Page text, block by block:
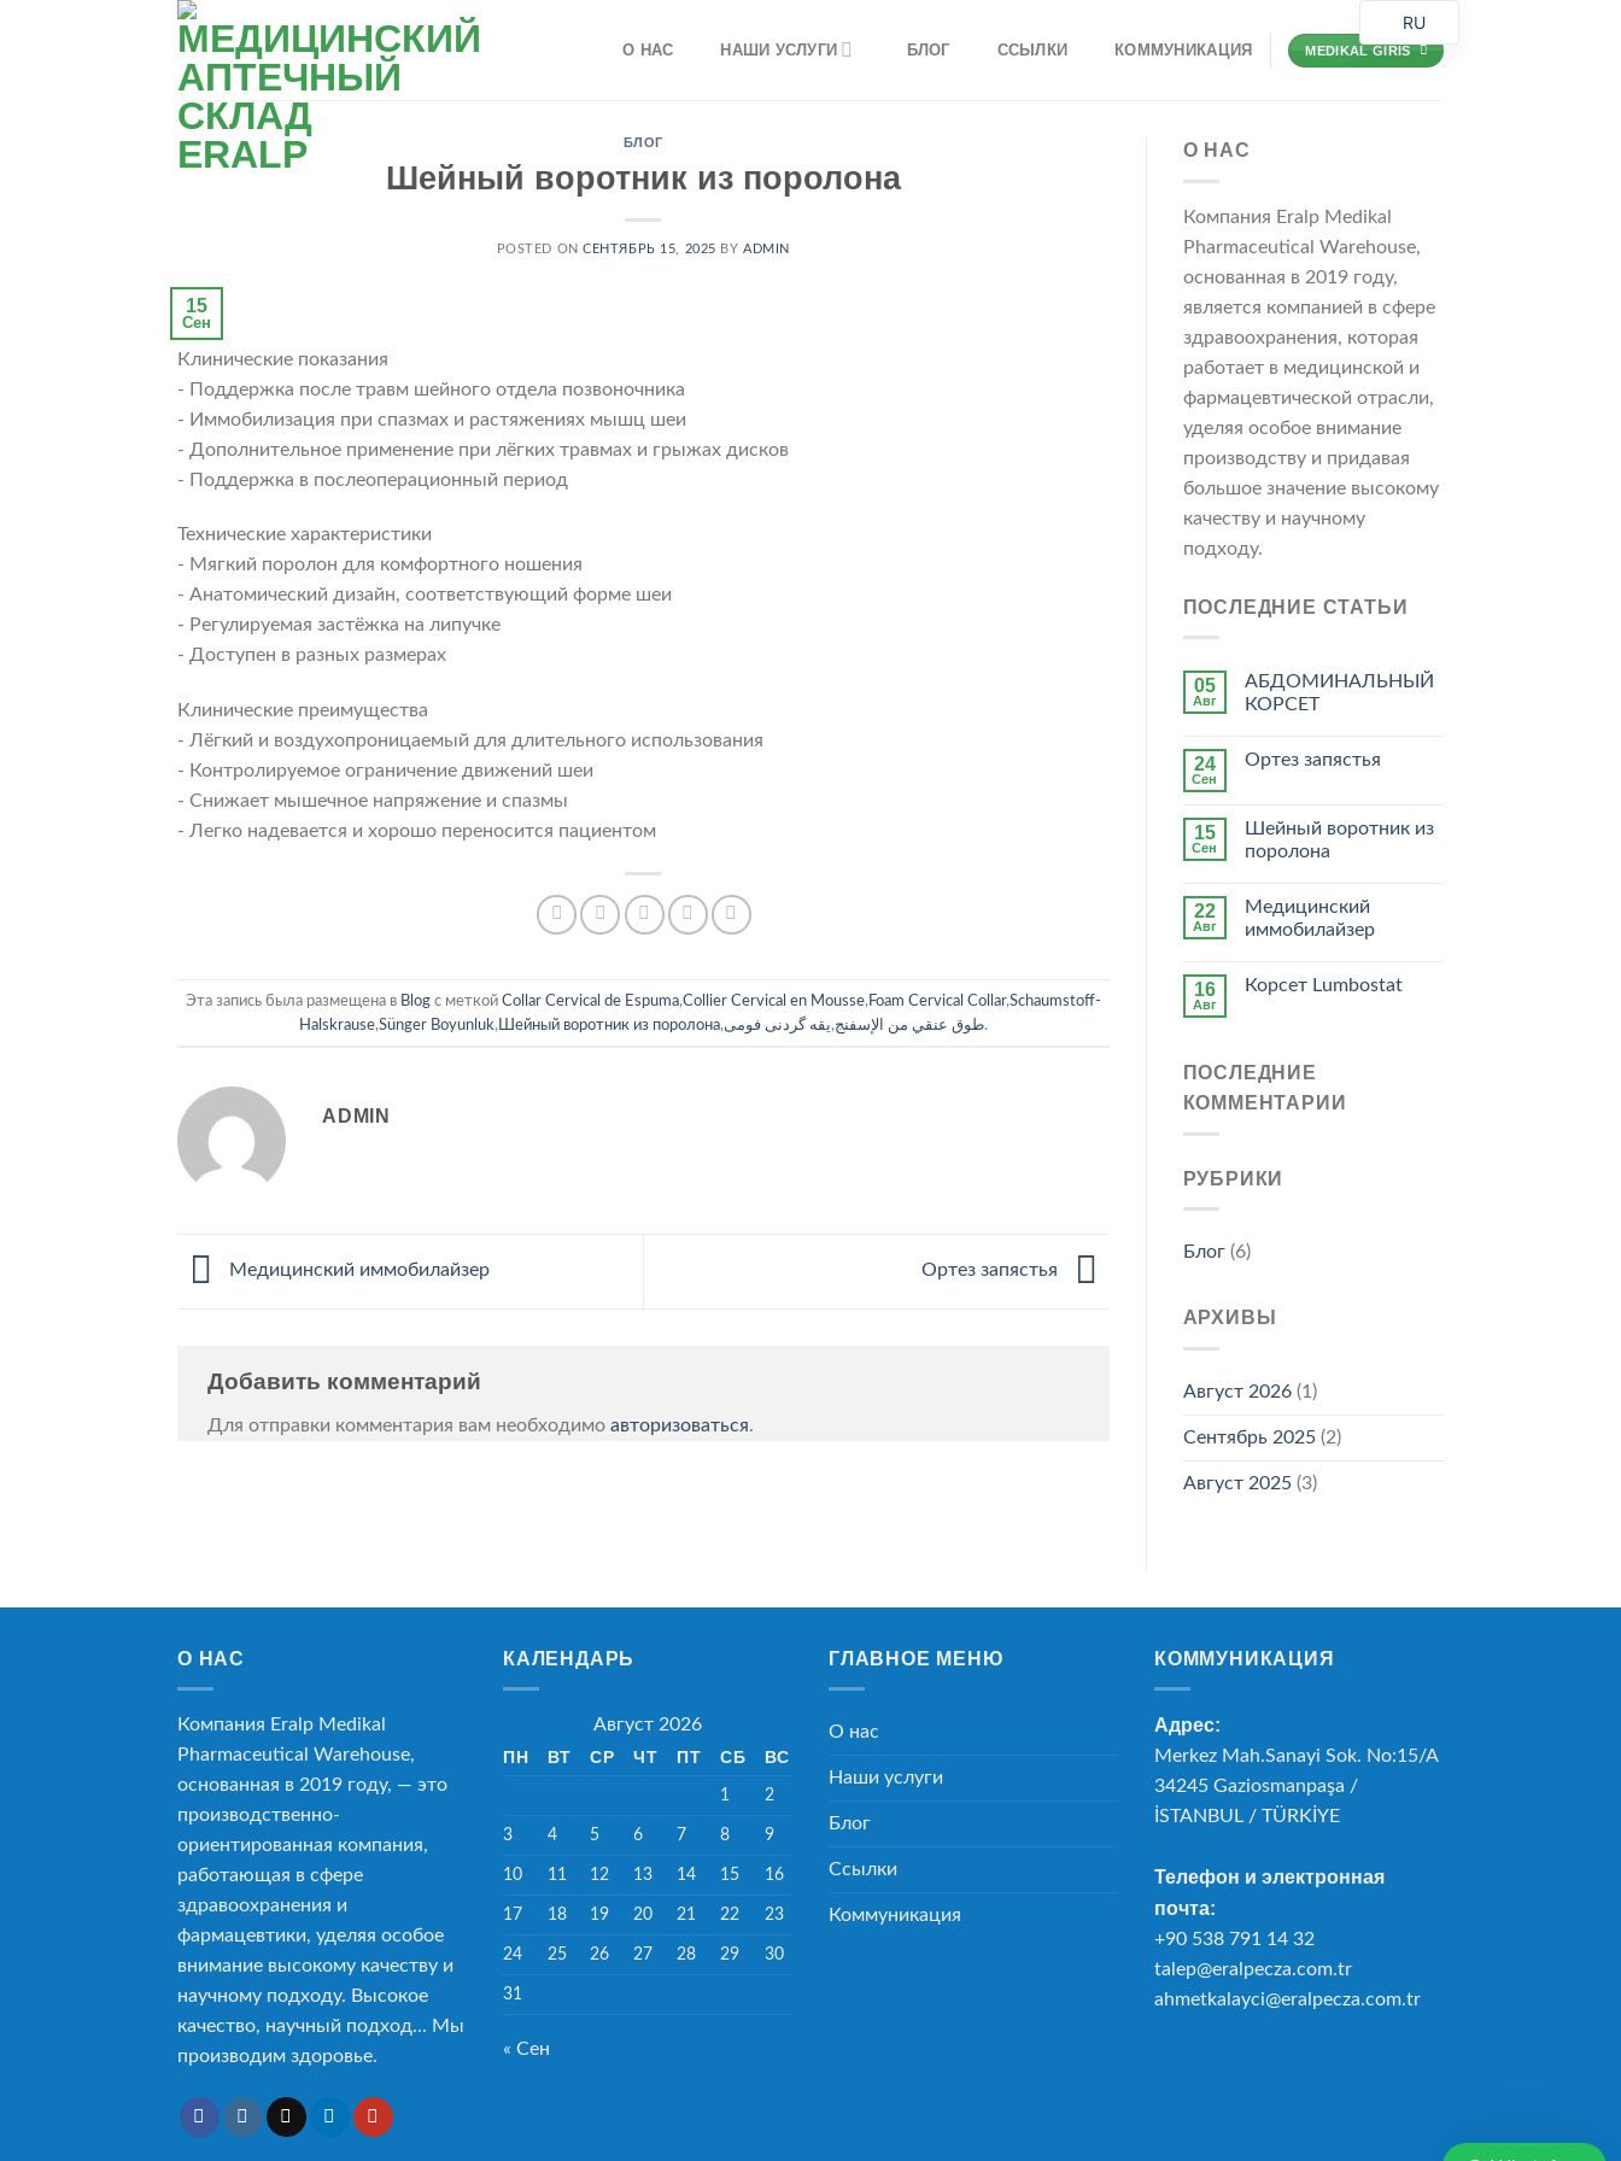
О НАС НАШИ УСЛУГИ БЛОГ ССЫЛКИ КОММУНИКАЦИЯ MEDIKAL GIRIS
БЛОГ
Шейный воротник из поролона
POSTED ONСЕНТЯБРЬ 15, 2025 BYADMIN
15
Сен
Клинические показания
- Поддержка после травм шейного отдела позвоночника
- Иммобилизация при спазмах и растяжениях мышц шеи
- Дополнительное применение при лёгких травмах и грыжах дисков
- Поддержка в послеоперационный период
Технические характеристики
- Мягкий поролон для комфортного ношения
- Анатомический дизайн, соответствующий форме шеи
- Регулируемая застёжка на липучке
- Доступен в разных размерах
Клинические преимущества
- Лёгкий и воздухопроницаемый для длительного использования
- Контролируемое ограничение движений шеи
- Снижает мышечное напряжение и спазмы
- Легко надевается и хорошо переносится пациентом
Эта запись была размещена в Blogс меткой Collar Cervical de Espuma,Collier Cervical en Mousse, Foam Cervical Collar,Schaumstoff-
Halskrause,Sünger Boyunluk, Шейный воротник из поролона, طوق عنقي من الإسفنج,یقه گردنی فومی .
ADMIN
Медицинский иммобилайзер Ортез запястья
Добавить комментарий
Для отправки комментария вам необходимо авторизоваться.
О НАС
Компания Eralp Medikal
Pharmaceutical Warehouse,
основанная в 2019 году,
является компанией в сфере
здравоохранения, которая
работает в медицинской и
фармацевтической отрасли,
уделяя особое внимание
производству и придавая
большое значение высокому
качеству и научному
подходу.
ПОСЛЕДНИЕ СТАТЬИ
05
Авг
АБДОМИНАЛЬНЫЙ
КОРСЕТ
24
Сен
Ортез запястья
15
Сен
Шейный воротник из
поролона
22
Авг
Медицинский
иммобилайзер
16
Авг
Корсет Lumbostat
ПОСЛЕДНИЕ
КОММЕНТАРИИ
РУБРИКИ
Блог(6)
АРХИВЫ
Август 2026(1)
Сентябрь 2025(2)
Август 2025(3)
О НАС
Компания Eralp Medikal
Pharmaceutical Warehouse,
основанная в 2019 году, — это
производственно-
ориентированная компания,
работающая в сфере
здравоохранения и
фармацевтики, уделяя особое
внимание высокому качеству и
научному подходу. Высокое
качество, научный подход... Мы
производим здоровье.
КАЛЕНДАРЬ
Август 2026
ПН
ВТ СР ЧТ ПТ СБ ВС
1 2
3 4 5 6 7 8 9
10 11 12 13 14 15 16
17 18 19 20 21 22 23
24 25 26 27 28 29 30
31
« Сен
ГЛАВНОЕ МЕНЮ
О нас
Наши услуги
Блог
Ссылки
Коммуникация
КОММУНИКАЦИЯ
Адрес:
Merkez Mah.Sanayi Sok. No:15/A
34245 Gaziosmanpaşa /
İSTANBUL / TÜRKİYE
Телефон и электронная
почта:
+90 538 791 14 32
talep@eralpecza.com.tr
ahmetkalayci@eralpecza.com.tr
RU